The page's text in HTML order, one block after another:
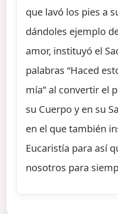
que lavó los pies a
dándoles ejemplo
amor, instituyó el
palabras “Haced
mía” al convertir el
su Cuerpo y en su
en el que también
Eucaristía para así
nosotros para